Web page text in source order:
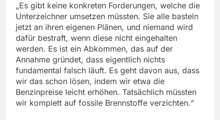
„Es gibt keine konkreten Forderungen, welche die
Unterzeichner umsetzen müssten. Sie alle basteln
jetzt an ihren eigenen Plänen, und niemand wird
dafür bestraft, wenn diese nicht eingehalten
werden. Es ist ein Abkommen, das auf der
Annahme gründet, dass eigentlich nichts
fundamental falsch läuft. Es geht davon aus, dass
wir das schon lösen, indem wir etwa die
Benzinpreise leicht erhöhen. Tatsächlich müssten
wir komplett auf fossile Brennstoffe verzichten.“